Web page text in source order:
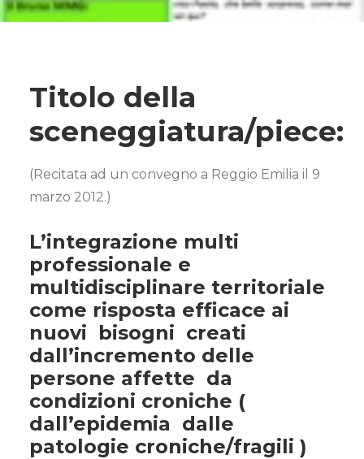
Titolo della
sceneggiatura/piece:
(Recitata ad un convegno a Reggio Emilia il 9
marzo 2012.)
L’integrazione multi
professionale e
multidisciplinare territoriale
come risposta efficace ai
nuovi bisogni creati
dall’incremento delle
persone affette da
condizioni croniche (
dall’epidemia dalle
patologie croniche/fragili )